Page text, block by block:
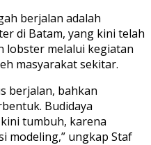
berjalan adalah
di Batam, yang kini telah
lobster melalui kegiatan
masyarakat sekitar.
berjalan, bahkan
Budidaya
tumbuh, karena
modeling,” ungkap Staf